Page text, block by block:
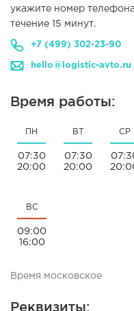
укажите номер
течение 15 минут.
+7 (499) 302-23-90
hello@logistic-avto.ru
Время работы:
ПН
07:30
20:00
ВТ
07:30
20:00
СР
ВС
09:00
16:00
Время московское
Реквизиты: